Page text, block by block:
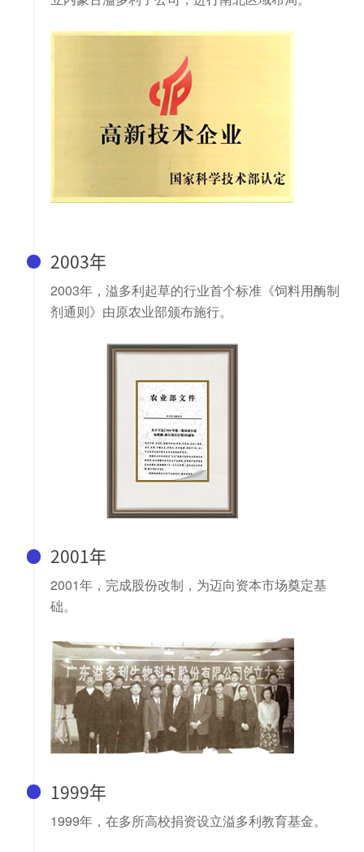
2003年
2003年，溢多利起草的行业首个标准《饲料用酶制
剂通则》由原农业部颁布施行。
2001年
2001年，完成股份改制，为迈向资本市场奠定基
础。
1999年
1999年，在多所高校捐资设立溢多利教育基金。